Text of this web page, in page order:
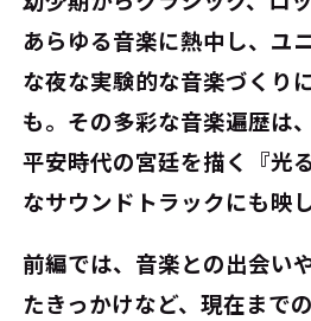
あらゆる音楽に熱中し、ユ
な夜な実験的な音楽づくり
も。その多彩な音楽遍歴は
平安時代の宮廷を描く『光
なサウンドトラックにも映
前編では、音楽との出会い
たきっかけなど、現在まで